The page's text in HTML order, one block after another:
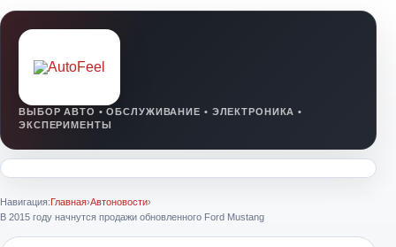
Навигация:Главная›Автоновости›
В 2015 году начнутся продажи обновленного Ford Mustang